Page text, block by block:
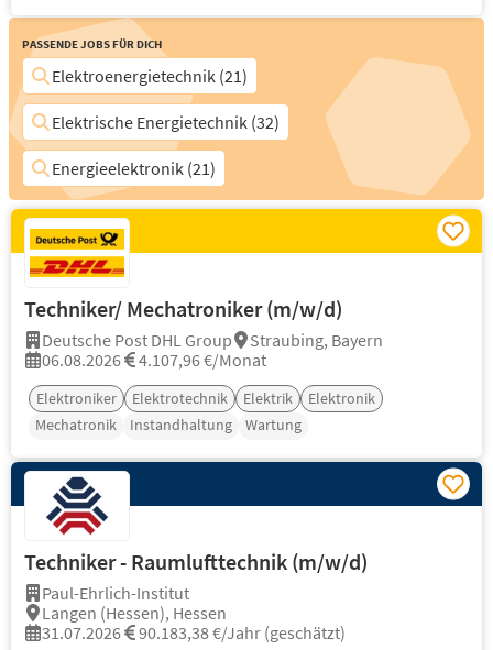
Passende Jobs für Dich
Elektroenergietechnik (21)
Elektrische Energietechnik (32)
Energieelektronik (21)
Techniker/ Mechatroniker (m/w/d)
Deutsche Post DHL Group
Straubing, Bayern
06.08.2026
4.107,96 €/Monat
Elektroniker Elektrotechnik Elektrik
Elektronik
Mechatronik
Instandhaltung Wartung
Techniker - Raumlufttechnik (m/w/d)
Paul-Ehrlich-Institut
Langen (Hessen), Hessen
31.07.2026
90.183,38 €/Jahr (geschätzt)